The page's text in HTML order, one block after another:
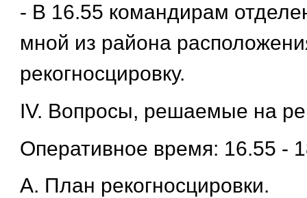
- В 16.55 командирам
мной из района
рекогносцировку.
IV. Вопросы, решаемые на
Оперативное время: 16.55 -
А. План рекогносцировки.